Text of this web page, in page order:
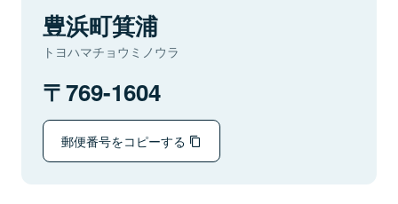
豊浜町箕浦
トヨハマチョウミノウラ
769-1604
郵便番号をコピーする